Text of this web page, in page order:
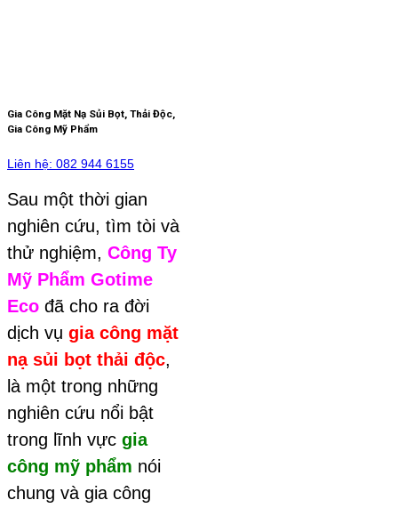
Gia Công Mặt Nạ Sủi Bọt, Thải Độc,
Gia Công Mỹ Phẩm
Liên hệ: 082 944 6155
Sau một thời gian
nghiên cứu, tìm tòi và
thử nghiệm, Công Ty
Mỹ Phẩm Gotime
Eco đã cho ra đời
dịch vụ gia công mặt
nạ sủi bọt thải độc,
là một trong những
nghiên cứu nổi bật
trong lĩnh vực gia
công mỹ phẩm nói
chung và gia công